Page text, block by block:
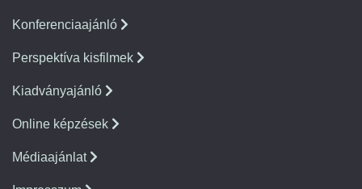
Konferenciaajánló
Perspektíva kisfilmek
Kiadványajánló
Online képzések
Médiaajánlat